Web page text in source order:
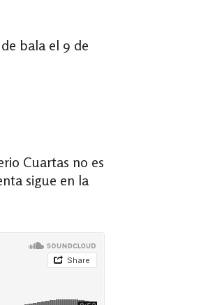
bala el 9 de
Cuartas no es
sigue en la